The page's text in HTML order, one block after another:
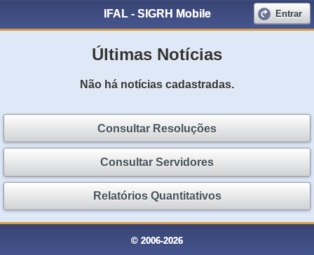
IFAL - SIGRH Mobile Entrar
Últimas Notícias
Não há notícias cadastradas.
Consultar Resoluções
Consultar Servidores
Relatórios Quantitativos
© 2006-2026